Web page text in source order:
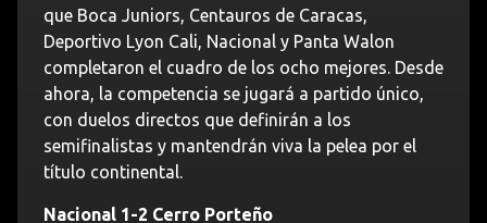
que Boca Juniors, Centauros de Caracas,
Deportivo Lyon Cali, Nacional y Panta Walon
completaron el cuadro de los ocho mejores. Desde
ahora, la competencia se jugará a partido único,
con duelos directos que definirán a los
semifinalistas y mantendrán viva la pelea por el
título continental.
Nacional 1-2 Cerro Porteño